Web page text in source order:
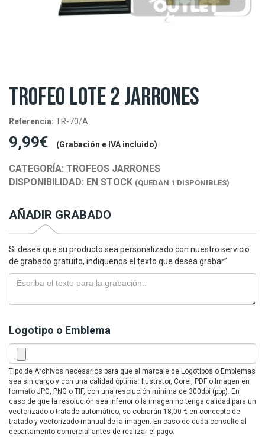
TROFEO LOTE 2 JARRONES
Referencia: TR-70/A
9,99€ (Grabación e IVA incluido)
CATEGORÍA: TROFEOS JARRONES
DISPONIBILIDAD: EN STOCK (QUEDAN 1 DISPONIBLES)
AÑADIR GRABADO
Si desea que su producto sea personalizado con nuestro servicio
de grabado gratuito, indiquenos el texto que desea grabar”
Logotipo o Emblema
Tipo de Archivos necesarios para que el marcaje de Logotipos o Emblemas
sea sin cargo y con una calidad óptima: Ilustrator, Corel, PDF o Imagen en
formato JPG, PNG o TIF, con una resolución mínima de 300dpi (ppp). En
caso de que la resolución sea inferior o la imagen no tenga calidad para un
vectorizado o tratado automático, se cobrarán 18,00 € en concepto de
tratado y vectorizado manual de la imagen. En caso de duda consulte al
departamento comercial antes de realizar el pago.